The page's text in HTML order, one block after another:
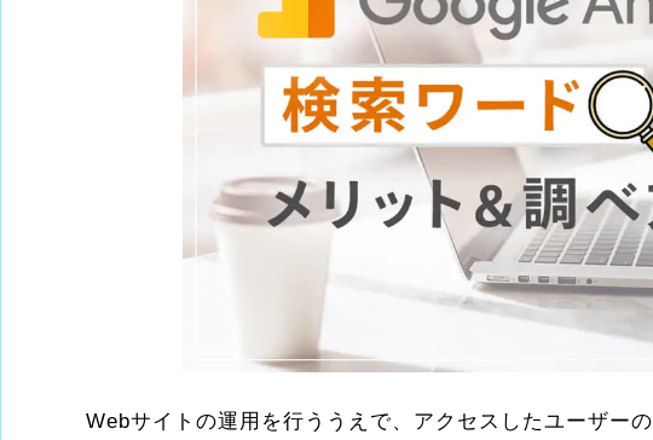
Webサイトの運用を行ううえで、アクセスしたユーザー